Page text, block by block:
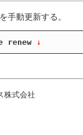
手動更新する。
renew ↓
株式会社